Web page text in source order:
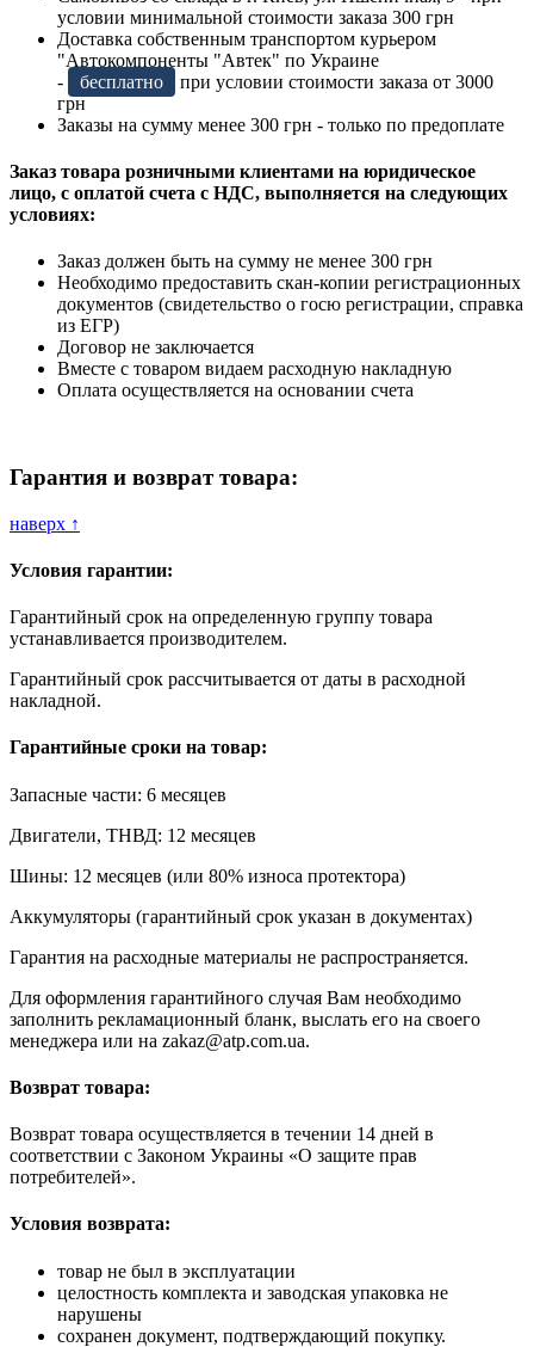
условии минимальной стоимости заказа 300 грн
Доставка собственным транспортом курьером
"Автокомпоненты "Автек" по Украине
-
бесплатно
при условии стоимости заказа от 3000
грн
Заказы на сумму менее 300 грн - только по предоплате
Заказ товара розничными клиентами на юридическое
лицо, с оплатой счета с НДС, выполняется на следующих
условиях:
Заказ должен быть на сумму не менее 300 грн
Необходимо предоставить скан-копии регистрационных
документов (свидетельство о госю регистрации, справка
из ЕГР)
Договор не заключается
Вместе с товаром видаем расходную накладную
Оплата осуществляется на основании счета
Гарантия и возврат товара:
наверх ↑
Условия гарантии:
Гарантийный срок на определенную группу товара
устанавливается производителем.
Гарантийный срок рассчитывается от даты в расходной
накладной.
Гарантийные сроки на товар:
Запасные части: 6 месяцев
Двигатели, ТНВД: 12 месяцев
Шины: 12 месяцев (или 80% износа протектора)
Аккумуляторы (гарантийный срок указан в документах)
Гарантия на расходные материалы не распространяется.
Для оформления гарантийного случая Вам необходимо
заполнить рекламационный бланк, выслать его на своего
менеджера или на zakaz@atp.com.ua.
Возврат товара:
Возврат товара осуществляется в течении 14 дней в
соответствии с Законом Украины «О защите прав
потребителей».
Условия возврата:
товар не был в эксплуатации
целостность комплекта и заводская упаковка не
нарушены
сохранен документ, подтверждающий покупку.